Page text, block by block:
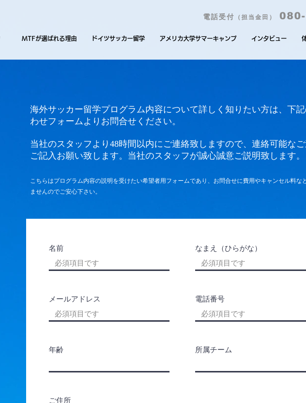
電話受付 （担当金田）
MTFが選ばれる理由 ドイツサッカー留学 アメリカ大学サマーキャンプ インタビュー
海外サッカー留学プログラム内容について詳しく知りたい方は、下
わせフォームよりお問合せください。
当社のスタッフより48時間以内にご連絡致しますので、連絡可能な
ご記入お願い致します。 当社のスタッフが誠心誠意ご説明致します。
こちらはプログラム内容の説明を受けたい希望者用フォームであり、お問合せに費用やキャンセル料な
ませんのでご安心下さい。
名前 なまえ（ひらがな）
メールアドレス 電話番号
年齢 所属チーム
ご住所